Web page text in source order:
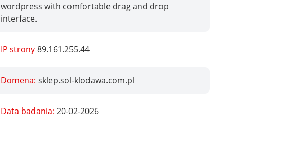
wordpress with comfortable drag and drop
interface.
IP strony89.161.255.44
Domena: sklep.sol-klodawa.com.pl
Data badania: 20-02-2026